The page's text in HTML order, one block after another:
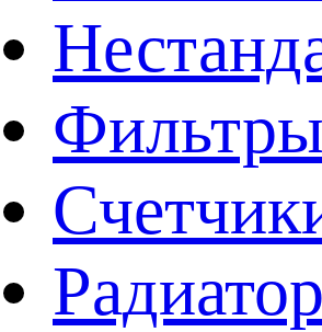
Фильтры